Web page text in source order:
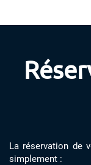
La réservation de
simplement :